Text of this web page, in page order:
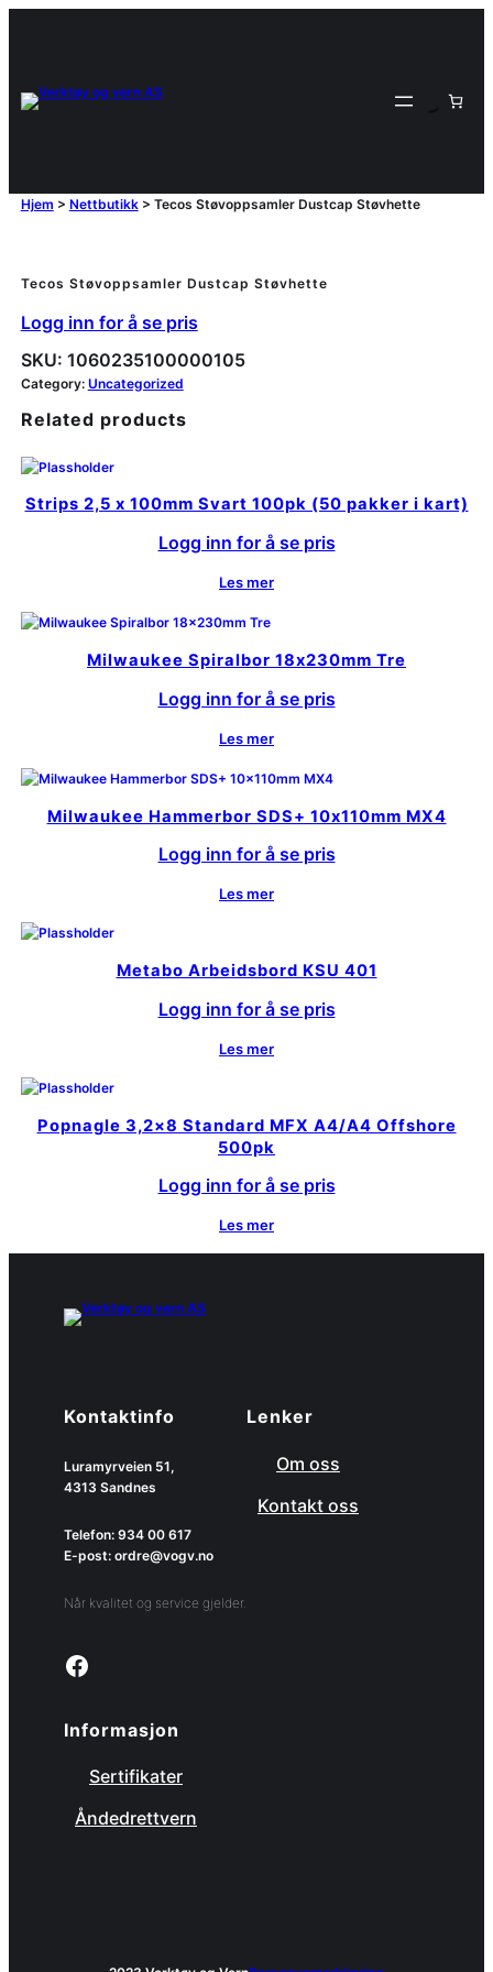
Hjem > Nettbutikk> Tecos Støvoppsamler Dustcap Støvhette
Tecos Støvoppsamler Dustcap Støvhette
Logg inn for å se pris
SKU: 1060235100000105
Category: Uncategorized
Related products
Strips 2,5 x 100mm Svart 100pk (50 pakker i kart)
Logg inn for å se pris
Les mer
Milwaukee Spiralbor 18x230mm Tre
Logg inn for å se pris
Les mer
Milwaukee Hammerbor SDS+ 10x110mm MX4
Logg inn for å se pris
Les mer
Metabo Arbeidsbord KSU 401
Logg inn for å se pris
Les mer
Popnagle 3,2×8 Standard MFX A4/A4 Offshore
500pk
Logg inn for å se pris
Les mer
Kontaktinfo
Luramyrveien 51,
4313 Sandnes
Telefon: 934 00 617
E-post: ordre@vogv.no
Når kvalitet og service gjelder.
Link to facebook page
Lenker
Om oss
Kontakt oss
Informasjon
Sertifikater
Åndedrettvern